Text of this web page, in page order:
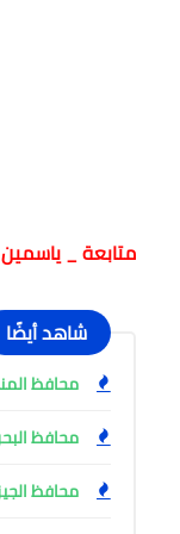
متابعة _
شاهد أيضًا
محافظ
محافظ
محافظ